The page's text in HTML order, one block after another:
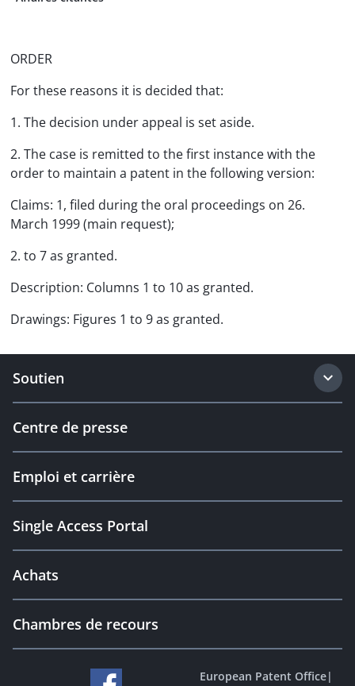
ORDER
For these reasons it is decided that:
1. The decision under appeal is set aside.
2. The case is remitted to the first instance with the
order to maintain a patent in the following version:
Claims: 1, filed during the oral proceedings on 26.
March 1999 (main request);
2. to 7 as granted.
Description: Columns 1 to 10 as granted.
Drawings: Figures 1 to 9 as granted.
Soutien
Centre de presse
Emploi et carrière
Single Access Portal
Achats
Chambres de recours
European Patent Office|